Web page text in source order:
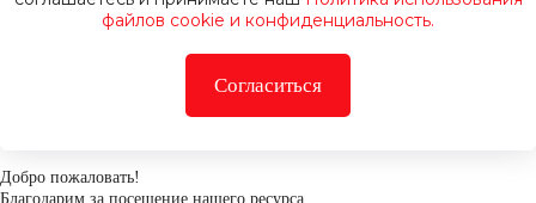
Добро пожаловать!
Благодарим за посещение нашего ресурса.
файлов cookie и конфиденциальность.
Согласиться